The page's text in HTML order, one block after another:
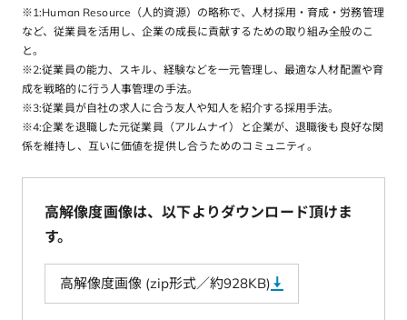
※1:Human Resource（人的資源）の略称で、人材採用・育成・労務管理
など、従業員を活用し、企業の成長に貢献するための取り組み全般のこ
と。
※2:従業員の能力、スキル、経験などを一元管理し、最適な人材配置や育
成を戦略的に行う人事管理の手法。
※3:従業員が自社の求人に合う友人や知人を紹介する採用手法。
※4:企業を退職した元従業員（アルムナイ）と企業が、退職後も良好な関
係を維持し、互いに価値を提供し合うためのコミュニティ。
高解像度画像は、以下よりダウンロード頂けま
す。
高解像度画像 (zip形式／約928KB)